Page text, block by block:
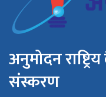
अनुमोदन
संस्करण